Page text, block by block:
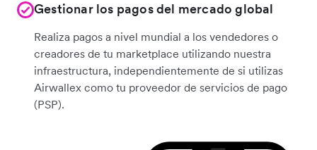
Gestionar los pagos del mercado global
Realiza pagos a nivel mundial a los vendedores o
creadores de tu marketplace utilizando nuestra
infraestructura, independientemente de si utilizas
Airwallex como tu proveedor de servicios de pago
(PSP).